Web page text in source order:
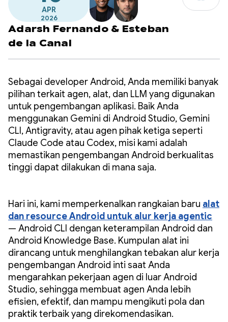
APR
2026
Adarsh Fernando & Esteban
de la Canal
Sebagai developer Android, Anda memiliki banyak
pilihan terkait agen, alat, dan LLM yang digunakan
untuk pengembangan aplikasi. Baik Anda
menggunakan Gemini di Android Studio, Gemini
CLI, Antigravity, atau agen pihak ketiga seperti
Claude Code atau Codex, misi kami adalah
memastikan pengembangan Android berkualitas
tinggi dapat dilakukan di mana saja.
Hari ini, kami memperkenalkan rangkaian baru alat
dan resource Android untuk alur kerja agentic
— Android CLI dengan keterampilan Android dan
Android Knowledge Base. Kumpulan alat ini
dirancang untuk menghilangkan tebakan alur kerja
pengembangan Android inti saat Anda
mengarahkan pekerjaan agen di luar Android
Studio, sehingga membuat agen Anda lebih
efisien, efektif, dan mampu mengikuti pola dan
praktik terbaik yang direkomendasikan.